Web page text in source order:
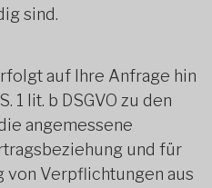
sind.
auf Ihre Anfrage hin
1 lit. b DSGVO zu den
angemessene
und für
Verpflichtungen aus